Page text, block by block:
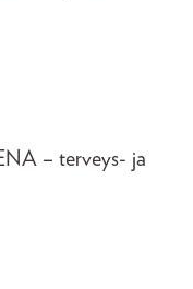
– terveys- ja